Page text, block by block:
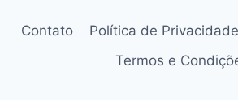
Contato Política de Privacidade
Termos e